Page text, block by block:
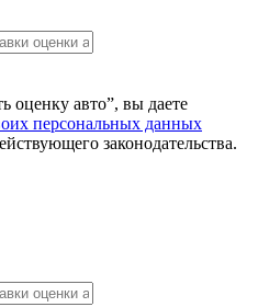
оценку авто”, вы даете
персональных данных
законодательства.